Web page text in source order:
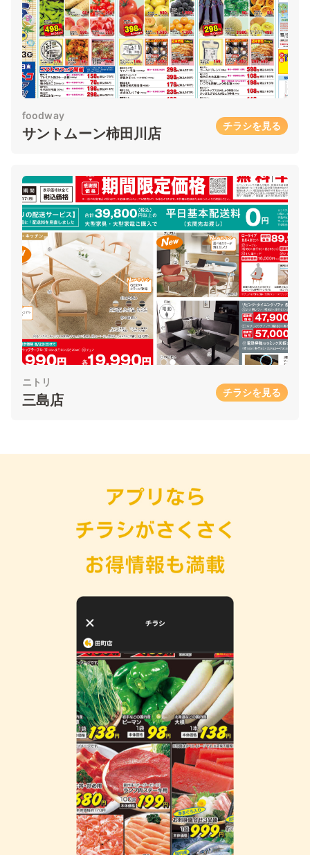
foodway
サントムーン柿田川店 チラシを見る
ニトリ
三島店 チラシを見る